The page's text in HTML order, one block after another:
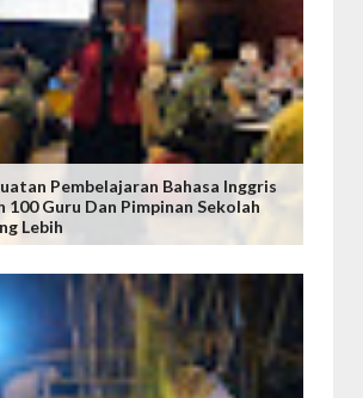
Pembelajaran Bahasa Inggris
100 Guru Dan Pimpinan Sekolah
Lebih